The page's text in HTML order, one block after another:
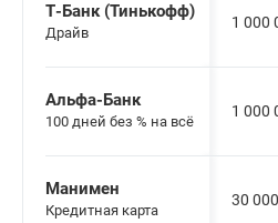
Т-Банк (Тинькофф)
Драйв
1 000
Альфа-Банк
100 дней без % на всё
1 000
Манимен
Кредитная карта
30 000